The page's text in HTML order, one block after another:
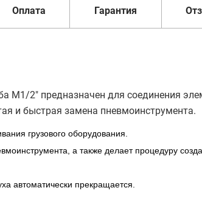
Оплата Гарантия
M1/2" предназначен для соединения
и быстрая замена пневмоинструмента.
грузового оборудования.
а также делает процедуру
автоматически прекращается.